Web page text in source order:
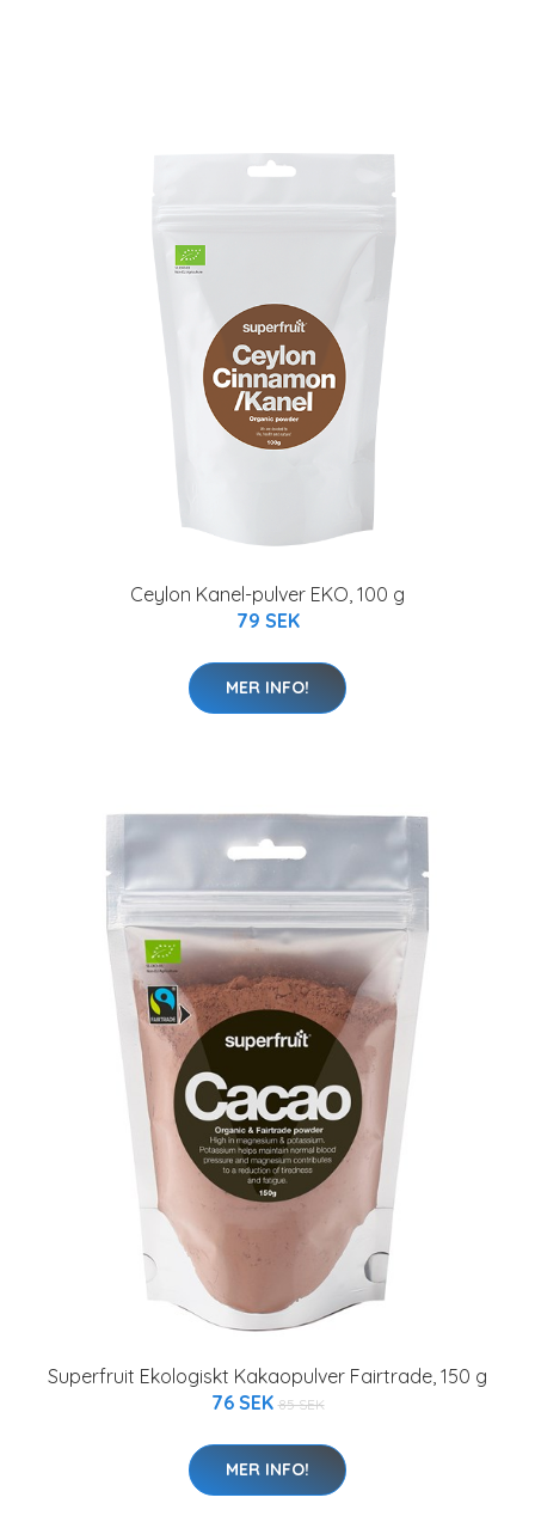
Ceylon Kanel-pulver EKO, 100 g
79 SEK
MER INFO!
Superfruit Ekologiskt Kakaopulver Fairtrade, 150 g
76 SEK 85 SEK
MER INFO!